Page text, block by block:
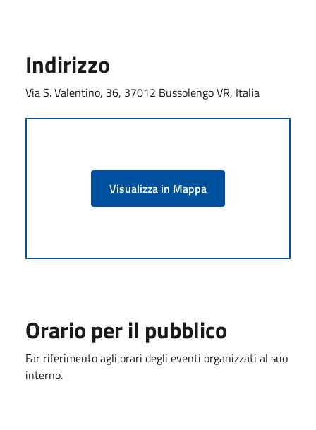
Indirizzo
Via S. Valentino, 36, 37012 Bussolengo VR, Italia
Visualizza in Mappa
Orario per il pubblico
Far riferimento agli orari degli eventi organizzati al suo
interno.